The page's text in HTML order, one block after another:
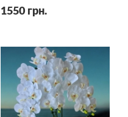
1550 грн.